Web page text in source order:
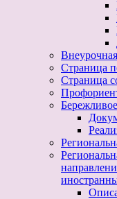
Страница
Страница